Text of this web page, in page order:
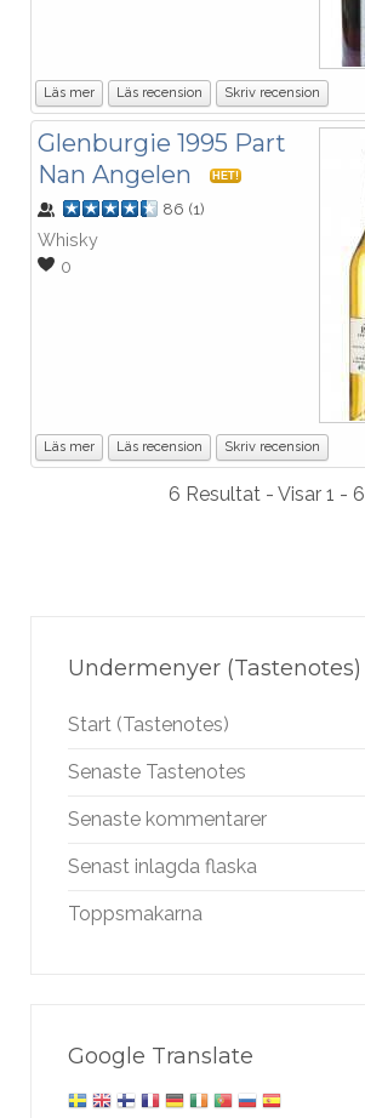
Läs mer Läs recension Skriv recension
Glenburgie 1995 Part
Nan Angelen
HET!
86 (1)
Whisky
0
Läs mer Läs recension Skriv recension
6 Resultat - Visar 1 - 6
Undermenyer (Tastenotes)
Start (Tastenotes)
Senaste Tastenotes
Senaste kommentarer
Senast inlagda flaska
Toppsmakarna
Google Translate